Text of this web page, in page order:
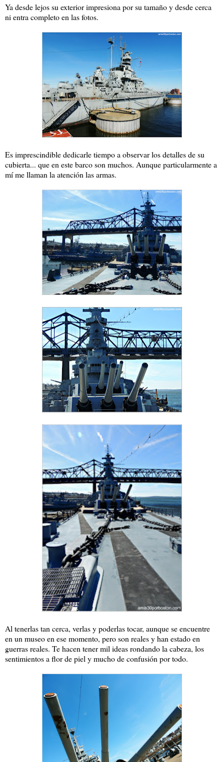
Ya desde lejos su exterior impresiona por su tamaño y desde cerca
ni entra completo en las fotos.
Es imprescindible dedicarle tiempo a observar los detalles de su
cubierta... que en este barco son muchos. Aunque particularmente a
mí me llaman la atención las armas.
Al tenerlas tan cerca, verlas y poderlas tocar, aunque se encuentre
en un museo en ese momento, pero son reales y han estado en
guerras reales. Te hacen tener mil ideas rondando la cabeza, los
sentimientos a flor de piel y mucho de confusión por todo.